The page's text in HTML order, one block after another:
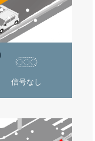
信号なし